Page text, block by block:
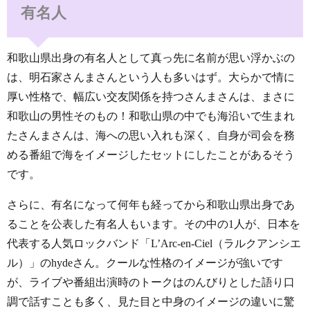
有名人
和歌山県出身の有名人として真っ先に名前が思い浮かぶの
は、明石家さんまさんという人も多いはず。大らかで情に
厚い性格で、幅広い交友関係を持つさんまさんは、まさに
和歌山の男性そのもの！和歌山県の中でも海沿いで生まれ
たさんまさんは、海への思い入れも深く、自身が司会を務
める番組で海をイメージしたセットにしたことがあるそう
です。
さらに、有名になって何年も経ってから和歌山県出身であ
ることを公表した有名人もいます。その中の1人が、日本を
代表する人気ロックバンド「L’Arc-en-Ciel（ラルクアンシエ
ル）」のhydeさん。クールな性格のイメージが強いです
が、ライブや番組出演時のトークはのんびりとした語り口
調で話すことも多く、見た目と中身のイメージの違いに驚